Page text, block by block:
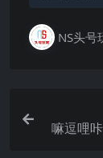
NS头号
嘛逗哩